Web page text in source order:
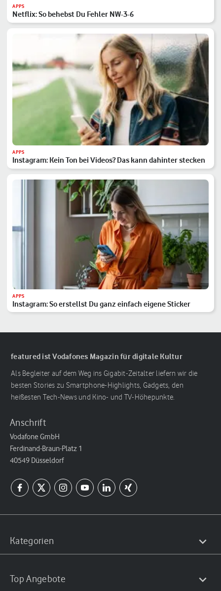
APPS
Netflix: So behebst Du Fehler NW-3-6
APPS
Instagram: Kein Ton bei Videos? Das kann dahinter stecken
APPS
Instagram: So erstellst Du ganz einfach eigene Sticker
featured ist Vodafones Magazin für digitale Kultur
Als Begleiter auf dem Weg ins Gigabit-Zeitalter liefern wir die
besten Stories zu Smartphone-Highlights, Gadgets, den
heißesten Tech-News und Kino- und TV-Höhepunkte.
Anschrift
Vodafone GmbH
Ferdinand-Braun-Platz 1
40549 Düsseldorf
Kategorien
Top Angebote